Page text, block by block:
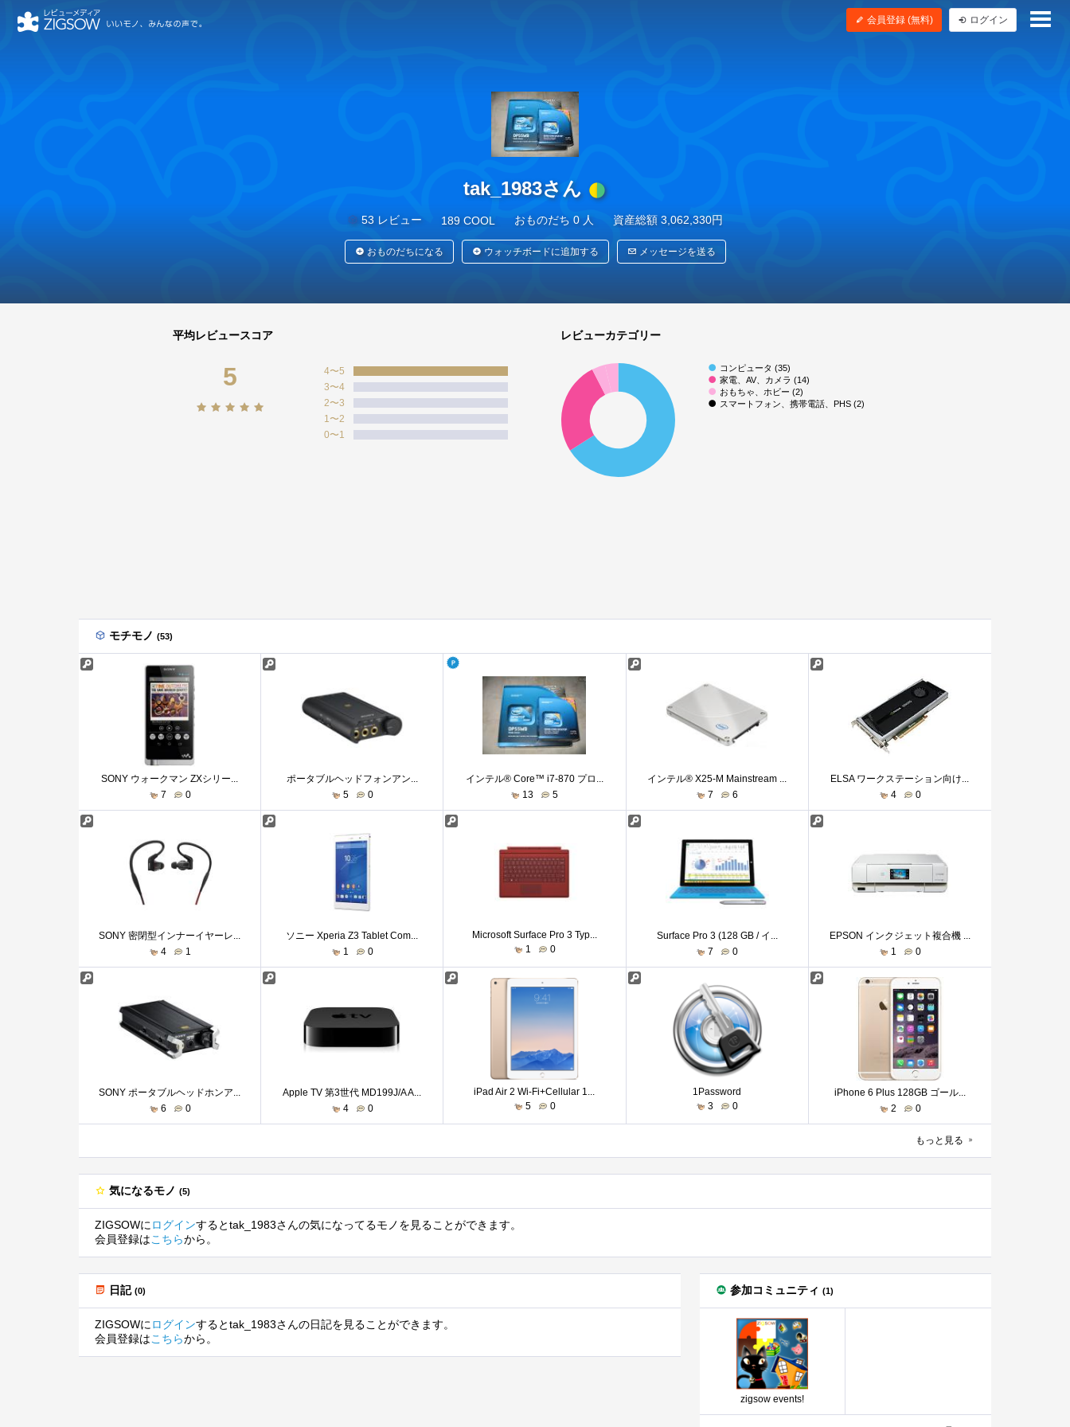
会員登録 (無料) ログイン
tak_1983さん
53 レビュー 189 COOL おものだち 0 人 資産総額 3,062,330円
おものだちになる ウォッチボードに追加する メッセージを送る
平均レビュースコア
5
4〜5
3〜4
2〜3
1〜2
0〜1
レビューカテゴリー
コンピュータ (35)
家電、AV、カメラ (14)
おもちゃ、ホビー (2)
スマートフォン、携帯電話、PHS (2)
モチモノ (53)
SONY ウォークマン ZXシリー...
7
0
ポータブルヘッドフォンアン...
5
0
インテル® Core™ i7-870 プロ...
13
5
インテル® X25-M Mainstream ...
7
6
ELSA ワークステーション向け...
4
0
SONY 密閉型インナーイヤーレ...
4
1
ソニー Xperia Z3 Tablet Com...
1
0
Microsoft Surface Pro 3 Typ...
1
0
Surface Pro 3 (128 GB / イ...
7
0
EPSON インクジェット複合機 ...
1
0
SONY ポータブルヘッドホンア...
6
0
Apple TV 第3世代 MD199J/A A...
4
0
iPad Air 2 Wi-Fi+Cellular 1...
5
0
1Password
3
0
iPhone 6 Plus 128GB ゴール...
2
0
もっと見る
気になるモノ (5)
ZIGSOWに ログインするとtak_1983さんの気になってるモノを見ることができます。
会員登録はこちらから。
日記 (0)
ZIGSOWに ログインするとtak_1983さんの日記を見ることができます。
会員登録はこちらから。
参加コミュニティ (1)
zigsow events!